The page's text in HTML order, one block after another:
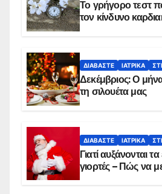
Το γρήγορο τεστ
τον κίνδυνο
ΔΙΑΒΆΣΤΕ ΙΑΤΡΙΚΆ
Δεκέμβριος: Ο
τη σιλουέτα μας
ΔΙΑΒΆΣΤΕ ΙΑΤΡΙΚΆ
Γιατί αυξάνονται
γιορτές – Πώς να